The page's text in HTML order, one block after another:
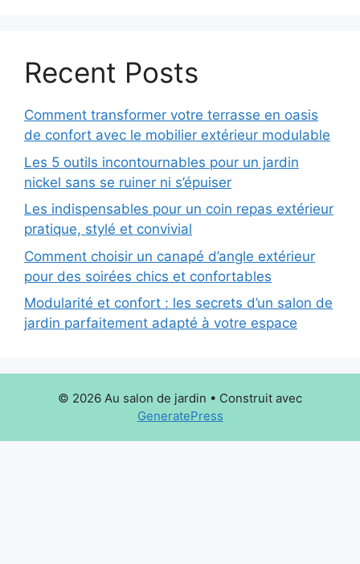
Recent Posts
Comment transformer votre terrasse en oasis
de confort avec le mobilier extérieur modulable
Les 5 outils incontournables pour un jardin
nickel sans se ruiner ni s’épuiser
Les indispensables pour un coin repas extérieur
pratique, stylé et convivial
Comment choisir un canapé d’angle extérieur
pour des soirées chics et confortables
Modularité et confort : les secrets d’un salon de
jardin parfaitement adapté à votre espace
© 2026 Au salon de jardin • Construit avec
GeneratePress